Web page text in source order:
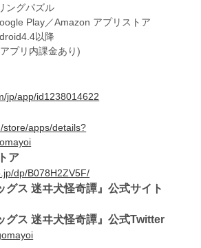
ングパズル
Play／Amazon アプリストア
以降
プリ内課金あり)
jp/app/id1238014622
store/apps/details?
ア
dp/B078H2ZV5F/
グス 迷ヰ犬怪奇譚』公式サイト
グス 迷ヰ犬怪奇譚』公式Twitter